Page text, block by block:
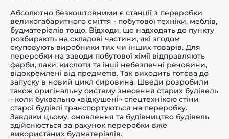
Абсолютно безкоштовними є станції з переробки
великогабаритного сміття - побутової техніки, меблів,
будматеріалів тощо. Відходи, що надходять до пункту
розбирають на складові частини, які згодом
скуповують виробники тих чи інших товарів. Для
переробки на заводи побутової хімії відправляють
фарби, лаки, кислоти та інші небезпечні речовини,
відокремлені від предметів. Так виходить готова до
запуску в новий цикл сировина. Шведи розробили
також оригінальну систему знесення старих будівель
- коли буквально «відкушені» спецтехнікою стіни
старої будівлі транспортуються на переробку.
Завдяки цьому, оновлення та будівництво будівель
здійснюється за рахунок переробки вже
використаних будматеріалів.